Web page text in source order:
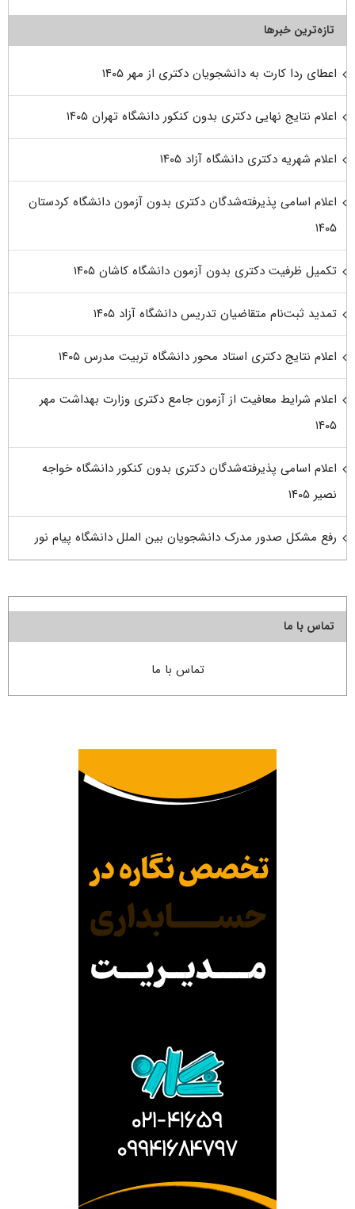
تازه‌ترین خبرها
اعطای ردا کارت به دانشجویان دکتری از مهر ۱۴۰۵
اعلام نتایج نهایی دکتری بدون کنکور دانشگاه تهران ۱۴۰۵
اعلام شهریه دکتری دانشگاه آزاد ۱۴۰۵
اعلام اسامی پذیرفته‌شدگان دکتری بدون آزمون دانشگاه کردستان
۱۴۰۵
تکمیل ظرفیت دکتری بدون آزمون دانشگاه کاشان ۱۴۰۵
تمدید ثبت‌نام متقاضیان تدریس دانشگاه آزاد ۱۴۰۵
اعلام نتایج دکتری استاد محور دانشگاه تربیت مدرس ۱۴۰۵
اعلام شرایط معافیت از آزمون جامع دکتری وزارت بهداشت مهر
۱۴۰۵
اعلام اسامی پذیرفته‌شدگان دکتری بدون کنکور دانشگاه خواجه
نصیر ۱۴۰۵
رفع مشکل صدور مدرک دانشجویان بین الملل دانشگاه پیام نور
تماس با ما
تماس با ما